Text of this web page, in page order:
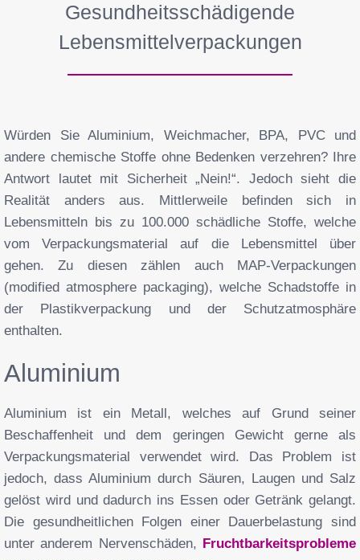
Gesundheitsschädigende
Lebensmittelverpackungen
Würden Sie Aluminium, Weichmacher, BPA, PVC und
andere chemische Stoffe ohne Bedenken verzehren? Ihre
Antwort lautet mit Sicherheit „Nein!“. Jedoch sieht die
Realität anders aus. Mittlerweile befinden sich in
Lebensmitteln bis zu 100.000 schädliche Stoffe, welche
vom Verpackungsmaterial auf die Lebensmittel über
gehen. Zu diesen zählen auch MAP-Verpackungen
(modified atmosphere packaging), welche Schadstoffe in
der Plastikverpackung und der Schutzatmosphäre
enthalten.
Aluminium
Aluminium ist ein Metall, welches auf Grund seiner
Beschaffenheit und dem geringen Gewicht gerne als
Verpackungsmaterial verwendet wird. Das Problem ist
jedoch, dass Aluminium durch Säuren, Laugen und Salz
gelöst wird und dadurch ins Essen oder Getränk gelangt.
Die gesundheitlichen Folgen einer Dauerbelastung sind
unter anderem Nervenschäden, Fruchtbarkeitsprobleme